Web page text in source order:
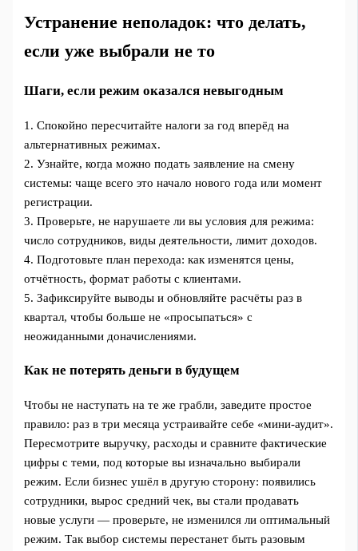
Устранение неполадок: что делать,
если уже выбрали не то
Шаги, если режим оказался невыгодным
1. Спокойно пересчитайте налоги за год вперёд на
альтернативных режимах.
2. Узнайте, когда можно подать заявление на смену
системы: чаще всего это начало нового года или момент
регистрации.
3. Проверьте, не нарушаете ли вы условия для режима:
число сотрудников, виды деятельности, лимит доходов.
4. Подготовьте план перехода: как изменятся цены,
отчётность, формат работы с клиентами.
5. Зафиксируйте выводы и обновляйте расчёты раз в
квартал, чтобы больше не «просыпаться» с
неожиданными доначислениями.
Как не потерять деньги в будущем
Чтобы не наступать на те же грабли, заведите простое
правило: раз в три месяца устраивайте себе «мини-аудит».
Пересмотрите выручку, расходы и сравните фактические
цифры с теми, под которые вы изначально выбирали
режим. Если бизнес ушёл в другую сторону: появились
сотрудники, вырос средний чек, вы стали продавать
новые услуги — проверьте, не изменился ли оптимальный
режим. Так выбор системы перестанет быть разовым